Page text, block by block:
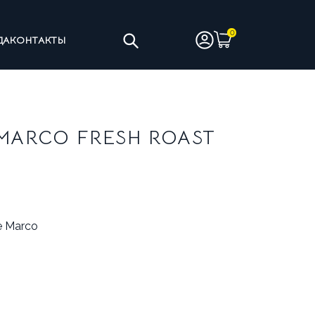
КОНТАКТЫ
FRESH ROAST
Marco